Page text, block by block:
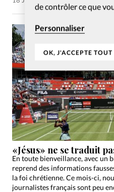
de contrôler ce que
Personnaliser
OK, J'ACCEPTE TOUT
«Jésus» ne se traduit
En toute bienveillance, avec un
reprend des informations
la foi chrétienne. Ce mois-ci,
journalistes français sont peu